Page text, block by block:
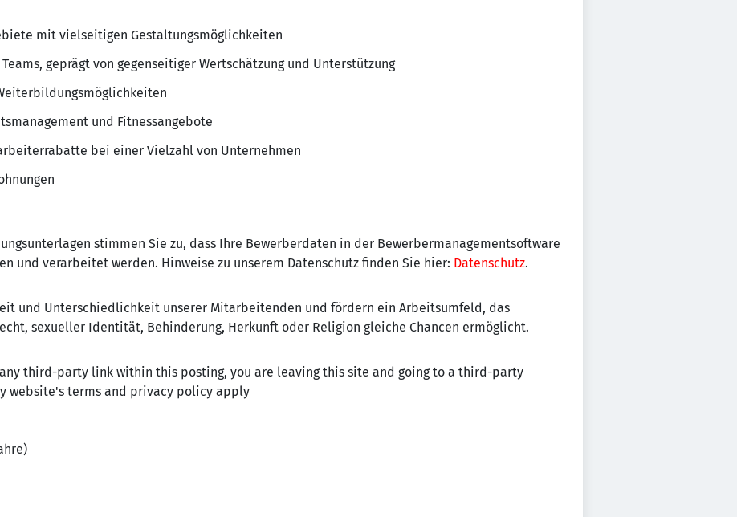
mit vielseitigen Gestaltungsmöglichkeiten
geprägt von gegenseitiger Wertschätzung und Unterstützung
und Fitnessangebote
bei einer Vielzahl von Unternehmen
stimmen Sie zu, dass Ihre Bewerberdaten in der Bewerbermanagementsoftware
und verarbeitet werden. Hinweise zu unserem Datenschutz finden Sie hier: Datenschutz.
und Unterschiedlichkeit unserer Mitarbeitenden und fördern ein Arbeitsumfeld, das
sexueller Identität, Behinderung, Herkunft oder Religion gleiche Chancen ermöglicht.
third-party link within this posting, you are leaving this site and going to a third-party
website's terms and privacy policy apply